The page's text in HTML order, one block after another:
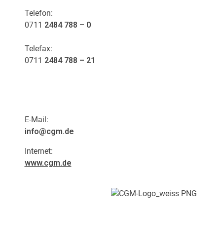
Telefon:
0711 2484 788 – 0
Telefax:
0711 2484 788 – 21
E-Mail:
info@cgm.de
Internet:
www.cgm.de